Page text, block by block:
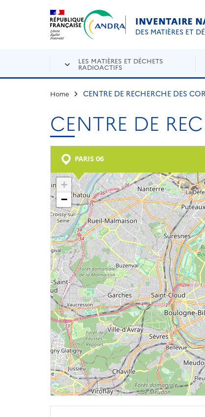
Aller au contenu principal
INVENTAIRE
DES MATIÈRES ET
LES MATIÈRES ET DÉCHETS
RADIOACTIFS
Home CENTRE DE RECHERCHE DES
CENTRE DE
PARIS 06
+
−